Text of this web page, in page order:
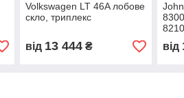
Volkswagen LT 46A лобове
скло, триплекс
від 13 444₴ від